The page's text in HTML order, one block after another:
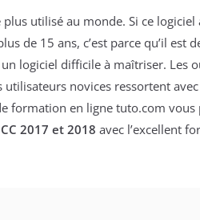
utilisé au monde. Si ce logiciel
de 15 ans, c’est parce qu’il est
logiciel difficile à maîtriser. Les
novices ressortent
formation en ligne tuto.com vous
2017 et 2018 avec l’excellent